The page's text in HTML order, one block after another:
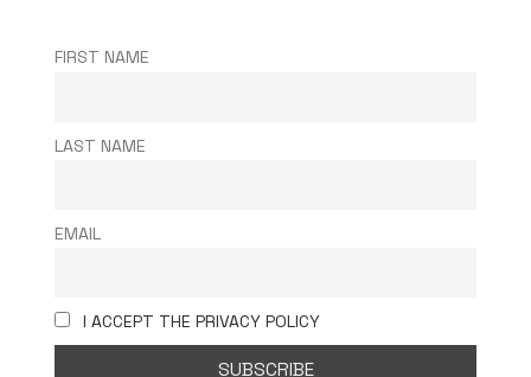
FIRST NAME
LAST NAME
EMAIL
I ACCEPT THE PRIVACY POLICY